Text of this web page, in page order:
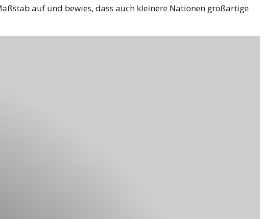
auf und bewies, dass auch kleinere Nationen großartige